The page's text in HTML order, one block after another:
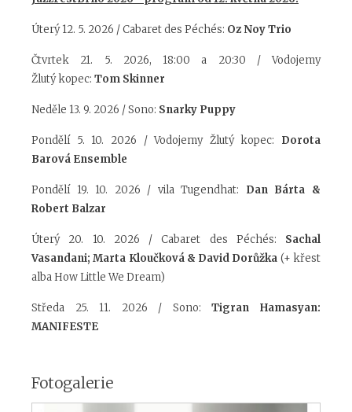
Úterý 12. 5. 2026 / Cabaret des Péchés: Oz Noy Trio
Čtvrtek 21. 5. 2026, 18:00 a 20:30 / Vodojemy
Žlutý kopec: Tom Skinner
Neděle 13. 9. 2026 / Sono: Snarky Puppy
Pondělí 5. 10. 2026 / Vodojemy Žlutý kopec: Dorota
Barová Ensemble
Pondělí 19. 10. 2026 / vila Tugendhat: Dan Bárta &
Robert Balzar
Úterý 20. 10. 2026 / Cabaret des Péchés: Sachal
Vasandani; Marta Kloučková & David Dorůžka (+ křest
alba How Little We Dream)
Středa 25. 11. 2026 / Sono: Tigran Hamasyan:
MANIFESTE
Fotogalerie